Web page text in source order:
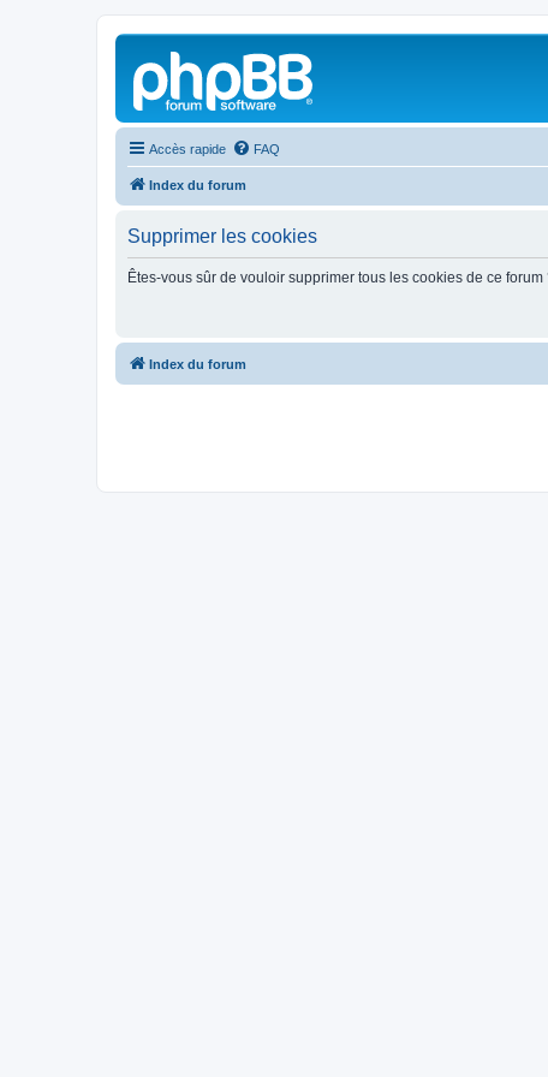
Accès rapide FAQ
Index du forum
Supprimer les cookies
Êtes-vous sûr de vouloir supprimer tous les cookies de ce forum
Index du forum